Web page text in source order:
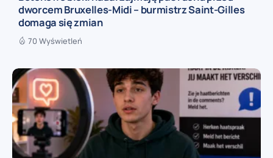
dworcem Bruxelles-Midi – burmistrz Saint-Gilles
domaga się zmian
70 Wyświetleń